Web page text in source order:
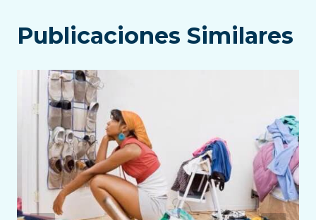
Publicaciones Similares